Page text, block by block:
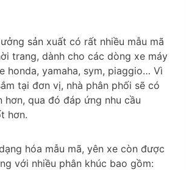
sản xuất có rất nhiều mẫu mã
trang, dành cho các dòng xe máy
honda, yamaha, sym, piaggio… Vì
tại đơn vị, nhà phân phối sẽ có
hơn, qua đó đáp ứng nhu cầu
hơn.
hóa mẫu mã, yên xe còn được
với nhiều phân khúc bao gồm: